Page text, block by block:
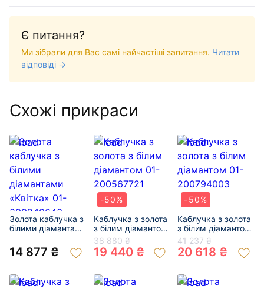
Є питання?
Ми зібрали для Вас самі найчастіші запитання. Читати
відповіді →
Схожі прикраси
Золота каблучка з
білими діамантами
200240643
14 877 ₴
-50%
Каблучка з золота
з білим діамантом
01-200567721
38 880 ₴
19 440 ₴
-50%
Каблучка з золота
з білим діамантом
01-200794003
41 237 ₴
20 618 ₴